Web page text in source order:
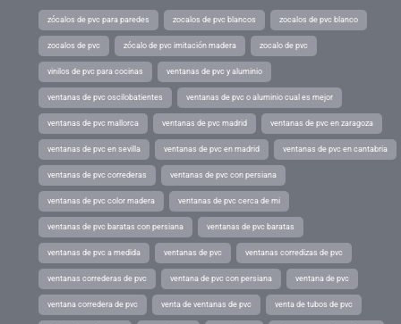
zócalos de pvc para paredes zocalos de pvc blancos zocalos de pvc blanco
zocalos de pvc zócalo de pvc imitación madera zocalo de pvc
vinilos de pvc para cocinas ventanas de pvc y aluminio
ventanas de pvc oscilobatientes ventanas de pvc o aluminio cual es mejor
ventanas de pvc mallorca ventanas de pvc madrid ventanas de pvc en zaragoza
ventanas de pvc en sevilla ventanas de pvc en madrid ventanas de pvc en cantabria
ventanas de pvc correderas ventanas de pvc con persiana
ventanas de pvc color madera ventanas de pvc cerca de mi
ventanas de pvc baratas con persiana ventanas de pvc baratas
ventanas de pvc a medida ventanas de pvc ventanas corredizas de pvc
ventanas correderas de pvc ventana de pvc con persiana ventana de pvc
ventana corredera de pvc venta de ventanas de pvc venta de tubos de pvc